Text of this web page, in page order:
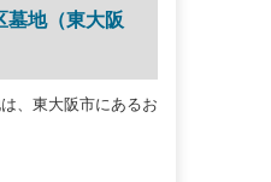
墓地（東大阪
、東大阪市にあるお